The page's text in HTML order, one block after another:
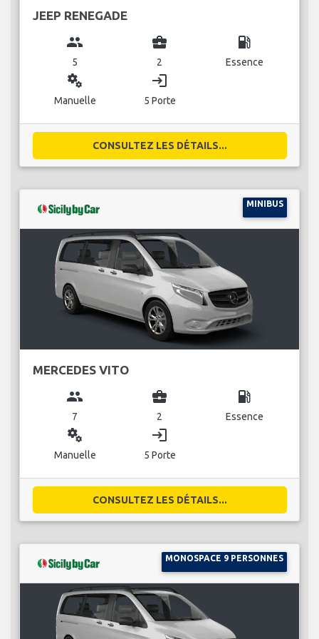
JEEP RENEGADE
group
5
business_center
2
local_gas_station
Essence
miscellaneous_services
Manuelle
login
5 Porte
CONSULTEZ LES DÉTAILS...
MINIBUS
MERCEDES VITO
group
7
business_center
2
local_gas_station
Essence
miscellaneous_services
Manuelle
login
5 Porte
CONSULTEZ LES DÉTAILS...
MONOSPACE 9 PERSONNES